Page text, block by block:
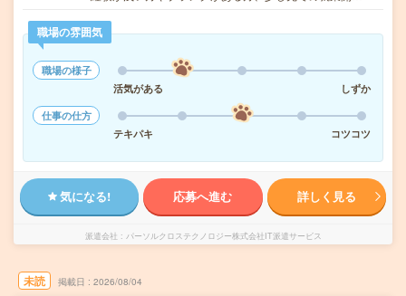
職場の雰囲気
職場の様子
活気がある
しずか
仕事の仕方
テキパキ
コツコツ
気になる! 応募へ進む 詳しく見る
派遣会社 パーソルクロステクノロジー株式会社IT派遣サービス
未読 掲載日 2026/08/04